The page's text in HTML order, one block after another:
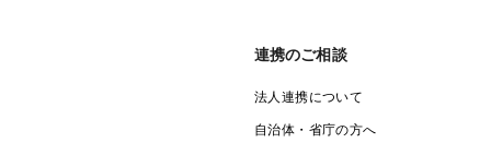
連携のご相談
法人連携について
自治体・省庁の方へ